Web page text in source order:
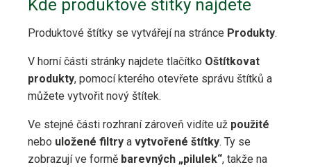
Kde produktové štítky najdete
Produktové štítky se vytvářejí na stránce Produkty.
V horní části stránky najdete tlačítko Oštítkovat
produkty, pomocí kterého otevřete správu štítků a
můžete vytvořit nový štítek.
Ve stejné části rozhraní zároveň vidíte už použité
nebo uložené filtry a vytvořené štítky. Ty se
zobrazují ve formě barevných „pilulek“, takže na